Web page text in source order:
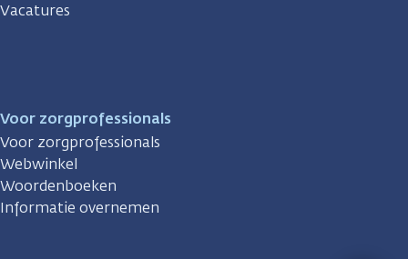
Vacatures
Voor zorgprofessionals
Voor zorgprofessionals
Webwinkel
Woordenboeken
Informatie overnemen